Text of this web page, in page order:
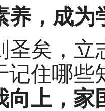
养，成为
圣矣，立
记住哪
向上，家